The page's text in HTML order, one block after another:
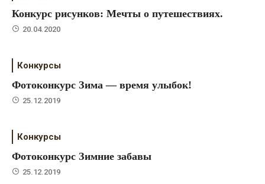
Конкурс рисунков: Мечты о путешествиях.
20.04.2020
Конкурсы
Фотоконкурс Зима — время улыбок!
25.12.2019
Конкурсы
Фотоконкурс Зимние забавы
25.12.2019